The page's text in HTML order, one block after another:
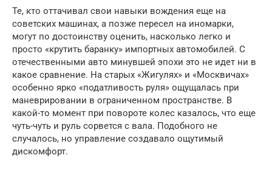
Те, кто оттачивал свои навыки вождения еще на
советских машинах, а позже пересел на иномарки,
могут по достоинству оценить, насколько легко и
просто «крутить баранку» импортных автомобилей. С
отечественными авто минувшей эпохи это не идет ни в
какое сравнение. На старых «Жигулях» и «Москвичах»
особенно ярко «податливость руля» ощущалась при
маневрировании в ограниченном пространстве. В
какой-то момент при повороте колес казалось, что еще
чуть-чуть и руль сорвется с вала. Подобного не
случалось, но управление создавало ощутимый
дискомфорт.